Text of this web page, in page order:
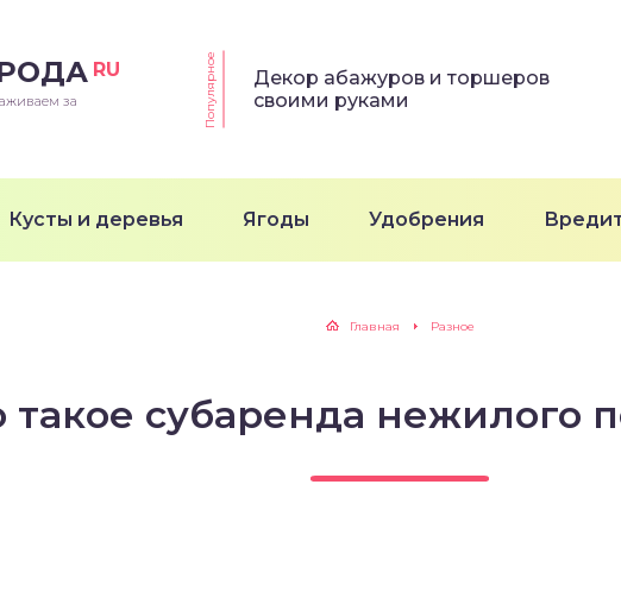
RU
за
Популярное
Декор абажуров и торшеров
своими руками
Кусты и деревья Ягоды Удобрения
Главная Разное
такое субаренда нежилого